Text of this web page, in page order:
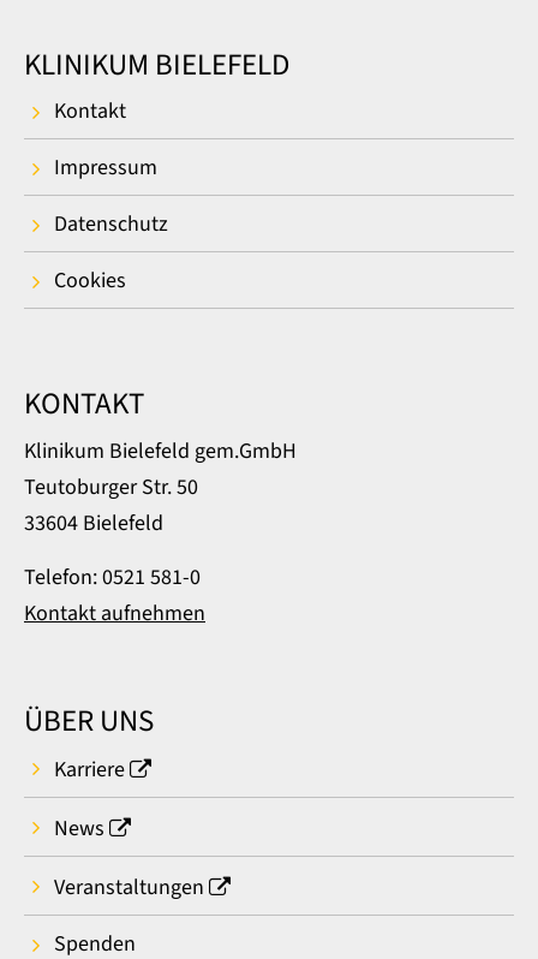
KLINIKUM BIELEFELD
Kontakt
Impressum
Datenschutz
Cookies
KONTAKT
Klinikum Bielefeld gem.GmbH
Teutoburger Str. 50
33604 Bielefeld
Telefon: 0521 581-0
Kontakt aufnehmen
ÜBER UNS
Karriere
News
Veranstaltungen
Spenden